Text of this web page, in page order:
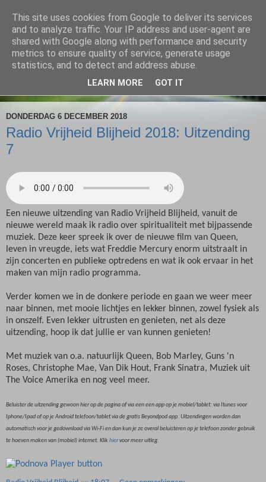
Radio Vrijheid Blijheid
Spiritualiteit & Muziek
DONDERDAG 6 DECEMBER 2018
Radio Vrijheid Blijheid 2018: Uitzending
7
Een nieuwe uitzending van Radio Vrijheid Blijheid, vanuit de
nieuwe wereld maak ik radio over spiritualiteit met bijpassende
muziek. Deze keer spreek ik over de nieuwe film van Queen,
leven in vreugde, iets wat Freddie Mercury enorm uitstraalt in
zijn concerten en publieke optredens en wat ik ook ervaar in het
maken van mijn radio programma.
Verder komen we in de donkere periode en gaan we weer meer
naar binnen, met mooie lichtjes en lekker binnen, zowel fysiek als
in onszelf. Even lekker uitrusten en genieten, net als deze
uitzending, hoop ik dat jullie er van kunnen genieten!
Met muziek van o.a. natuurlijk Queen, Bob Marley, Guns 'n
Roses, Christophe Mae, Van Dik Hout, Frank Sinatra, Muziek uit
The Voice Amerika en nog veel meer.
Beluister de uitzending gewoon hier op de pagina of via een een app op je mobiel/tablet: via Itunes voor
Iphone/Ipad of op je Android telefoon/tablet via de gratis Beyondpod app. Uitzendingen worden dan
automatisch voor je gedownload via Wi-Fi en dan kun je ze overal beluisteren op je telefoon zonder gebruik
te hoeven maken van (mobiel) internet. Klikhiervoor meer uitleg.
This site uses cookies from Google to deliver its services
and to analyze traffic. Your IP address and user-agent are
shared with Google along with performance and security
metrics to ensure quality of service, generate usage
statistics, and to detect and address abuse.
LEARN MORE GOT IT